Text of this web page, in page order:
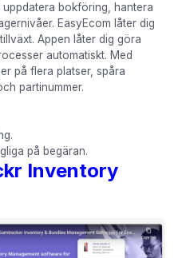
bokföring, hantera
EasyEcom låter dig
Appen låter dig göra
automatiskt. Med
på flera platser, spåra
partinummer.
på begäran.
Inventory